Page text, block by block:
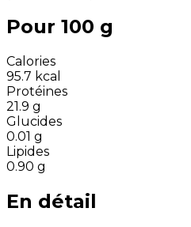
Pour 100 g
Calories
95.7 kcal
Protéines
21.9 g
Glucides
0.01 g
Lipides
0.90 g
En détail